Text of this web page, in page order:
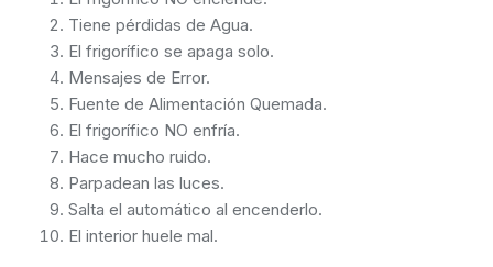
Tiene pérdidas de Agua.
El frigorífico se apaga solo.
Mensajes de Error.
Fuente de Alimentación Quemada.
El frigorífico NO enfría.
Hace mucho ruido.
Parpadean las luces.
Salta el automático al encenderlo.
El interior huele mal.